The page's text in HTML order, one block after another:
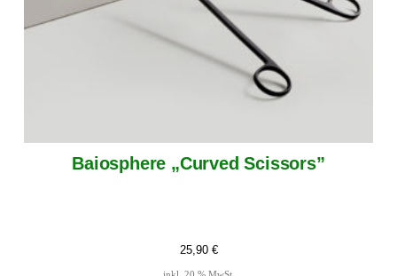
Baiosphere „Curved Scissors”
25,90 €